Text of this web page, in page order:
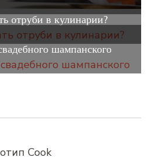
отруби в кулинарии?
шампанского